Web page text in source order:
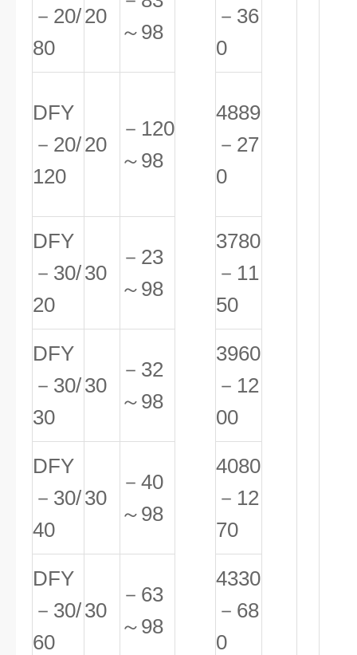
－20/
80
20
～98
－36
0
DFY
－20/
120
20
－120
～98
4889
－27
0
DFY
－30/
20
30
－23
～98
3780
－11
50
DFY
－30/
30
30
－32
～98
3960
－12
00
DFY
－30/
40
30
－40
～98
4080
－12
70
DFY
－30/
60
30
－63
～98
4330
－68
0